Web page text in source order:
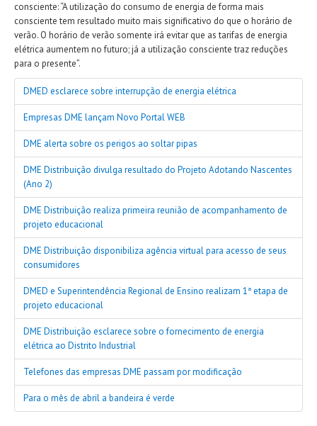
consciente: “A utilização do consumo de energia de forma mais
consciente tem resultado muito mais significativo do que o horário de
verão. O horário de verão somente irá evitar que as tarifas de energia
elétrica aumentem no futuro; já a utilização consciente traz reduções
para o presente”.
DMED esclarece sobre interrupção de energia elétrica
Empresas DME lançam Novo Portal WEB
DME alerta sobre os perigos ao soltar pipas
DME Distribuição divulga resultado do Projeto Adotando Nascentes
(Ano 2)
DME Distribuição realiza primeira reunião de acompanhamento de
projeto educacional
DME Distribuição disponibiliza agência virtual para acesso de seus
consumidores
DMED e Superintendência Regional de Ensino realizam 1ª etapa de
projeto educacional
DME Distribuição esclarece sobre o fornecimento de energia
elétrica ao Distrito Industrial
Telefones das empresas DME passam por modificação
Para o mês de abril a bandeira é verde